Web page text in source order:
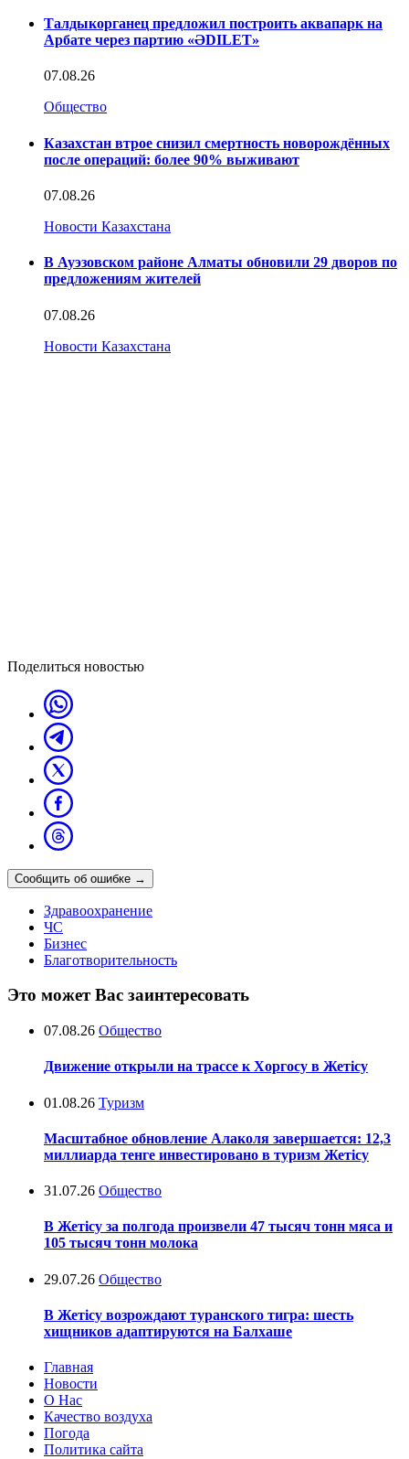
Талдыкорганец предложил построить аквапарк на
Арбате через партию «ӘDILET»
07.08.26
Общество
Казахстан втрое снизил смертность новорождённых
после операций: более 90% выживают
07.08.26
Новости Казахстана
В Ауэзовском районе Алматы обновили 29 дворов по
предложениям жителей
07.08.26
Новости Казахстана
Поделиться новостью
Сообщить об ошибке →
Здравоохранение
ЧС
Бизнес
Благотворительность
Это может Вас заинтересовать
07.08.26 Общество
Движение открыли на трассе к Хоргосу в Жетісу
01.08.26 Туризм
Масштабное обновление Алаколя завершается: 12,3
миллиарда тенге инвестировано в туризм Жетісу
31.07.26 Общество
В Жетісу за полгода произвели 47 тысяч тонн мяса и
105 тысяч тонн молока
29.07.26 Общество
В Жетісу возрождают туранского тигра: шесть
хищников адаптируются на Балхаше
Главная
Новости
О Нас
Качество воздуха
Погода
Политика сайта